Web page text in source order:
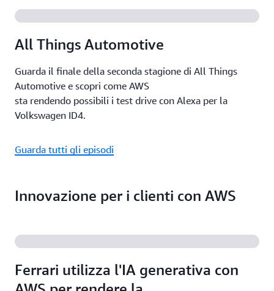
livello globale, compresi i partner specializzati nel
settore automobilistico, AWS offre alle case
automobilistiche la più ampia gamma di opzioni per
scoprire e selezionare le offerte più adatte a
soddisfare le loro esigenze aziendali specifiche e
accelerare il time-to-value.
All Things Automotive
Guarda il finale della seconda stagione di All Things
Automotive e scopri come AWS
sta rendendo possibili i test drive con Alexa per la
Volkswagen ID4.
Guarda tutti gli episodi
Innovazione per i clienti con AWS
Ferrari utilizza l'IA generativa con